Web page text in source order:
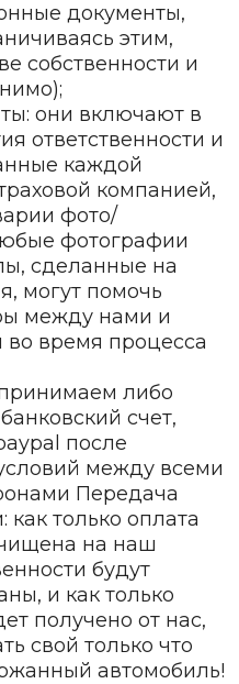
документы,
этим,
собственности и
они включают в
ответственности и
каждой
компанией,
фото/
фотографии
сделанные на
могут помочь
между нами и
время процесса
либо
счет,
после
между всеми
Передача
как только оплата
на наш
будут
и как только
получено от нас,
свой только что
автомобиль!